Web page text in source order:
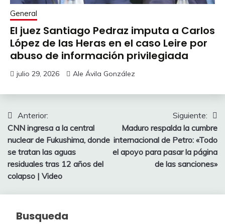
General
El juez Santiago Pedraz imputa a Carlos
López de las Heras en el caso Leire por
abuso de información privilegiada
julio 29, 2026 Ale Ávila González
Navegación
de
entradas
Anterior:
CNN ingresa a la central
nuclear de Fukushima, donde
se tratan las aguas
residuales tras 12 años del
colapso | Video
Siguiente:
Maduro respalda la cumbre
internacional de Petro: «Todo
el apoyo para pasar la página
de las sanciones»
Busqueda